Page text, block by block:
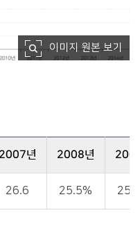
이미지 원본 보기
2007년 2008년
26.6 25.5%